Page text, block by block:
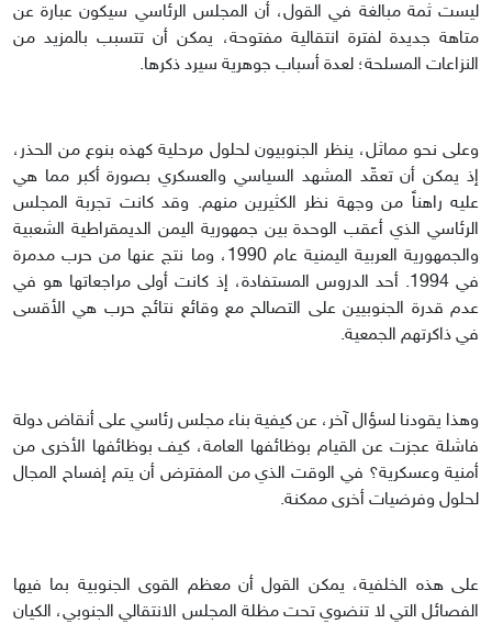
ليست ثمة مبالغة في القول، أن المجلس الرئاسي سيكون عبارة عن
متاهة جديدة لفترة انتقالية مفتوحة، يمكن أن تتسبب بالمزيد من
النزاعات المسلحة؛ لعدة أسباب جوهرية سيرد ذكرها.
وعلى نحو مماثل، ينظر الجنوبيون لحلول مرحلية كهذه بنوع من الحذر،
إذ يمكن أن تعقّد المشهد السياسي والعسكري بصورة أكبر مما هي
عليه راهناً من وجهة نظر الكثيرين منهم. وقد كانت تجربة المجلس
الرئاسي الذي أعقب الوحدة بين جمهورية اليمن الديمقراطية الشعبية
والجمهورية العربية اليمنية عام 1990، وما نتج عنها من حرب مدمرة
في 1994. أحد الدروس المستفادة، إذ كانت أولى مراجعاتها هو في
عدم قدرة الجنوبيين على التصالح مع وقائع نتائج حرب هي الأقسى
في ذاكرتهم الجمعية.
وهذا يقودنا لسؤال آخر، عن كيفية بناء مجلس رئاسي على أنقاض دولة
فاشلة عجزت عن القيام بوظائفها العامة، كيف بوظائفها الأخرى من
أمنية وعسكرية؟ في الوقت الذي من المفترض أن يتم إفساح المجال
لحلول وفرضيات أخرى ممكنة.
على هذه الخلفية، يمكن القول أن معظم القوى الجنوبية بما فيها
الفصائل التي لا تنضوي تحت مظلة المجلس الانتقالي الجنوبي، الكيان